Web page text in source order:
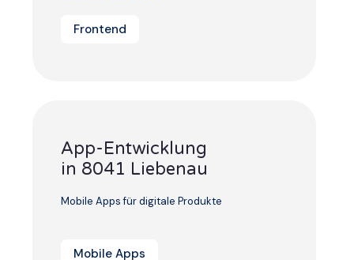
Frontend
App-Entwicklung
in 8041 Liebenau
Mobile Apps für digitale Produkte
Mobile Apps